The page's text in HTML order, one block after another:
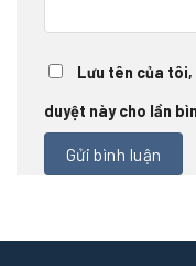
Lưu tên của
duyệt này cho lần